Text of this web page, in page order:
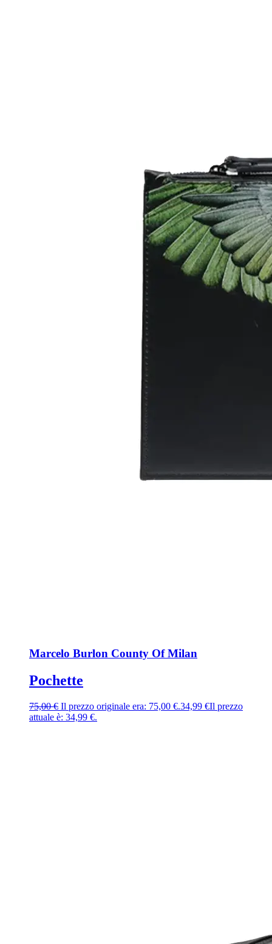
Marcelo Burlon County Of Milan
Pochette
75,00€ Il prezzo originale era: 75,00 €.34,99 €Il prezzo
attuale è: 34,99 €.